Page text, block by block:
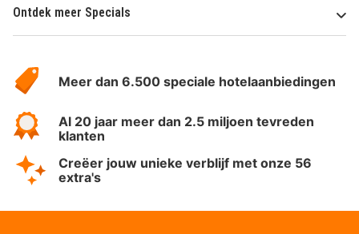
Ontdek meer Specials
HotelSpecials
Meer dan 6.500 speciale hotelaanbiedingen
Al 20 jaar meer dan 2.5 miljoen tevreden
klanten
Creëer jouw unieke verblijf met onze 56
extra's